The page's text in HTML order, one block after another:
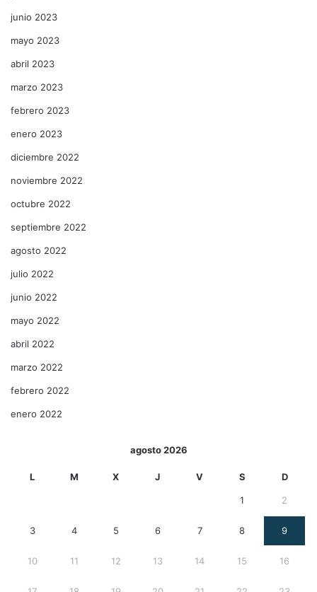
junio 2023
mayo 2023
abril 2023
marzo 2023
febrero 2023
enero 2023
diciembre 2022
noviembre 2022
octubre 2022
septiembre 2022
agosto 2022
julio 2022
junio 2022
mayo 2022
abril 2022
marzo 2022
febrero 2022
enero 2022
agosto 2026
L M X J V S D
1 2
3 4 5 6 7 8 9
10 11 12 13 14 15 16